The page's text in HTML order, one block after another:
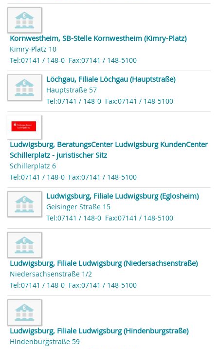
Kornwestheim, SB-Stelle Kornwestheim (Kimry-Platz)
Kimry-Platz 10
Tel:07141 / 148-0 Fax:07141 / 148-5100
Löchgau, Filiale Löchgau (Hauptstraße)
Hauptstraße 57
Tel:07141 / 148-0 Fax:07141 / 148-5100
Ludwigsburg, BeratungsCenter Ludwigsburg KundenCenter
Schillerplatz - juristischer Sitz
Schillerplatz 6
Tel:07141 / 148-0 Fax:07141 / 148-5100
Ludwigsburg, Filiale Ludwigsburg (Eglosheim)
Geisinger Straße 15
Tel:07141 / 148-0 Fax:07141 / 148-5100
Ludwigsburg, Filiale Ludwigsburg (Niedersachsenstraße)
Niedersachsenstraße 1/2
Tel:07141 / 148-0 Fax:07141 / 148-5100
Ludwigsburg, Filiale Ludwigsburg (Hindenburgstraße)
Hindenburgstraße 59